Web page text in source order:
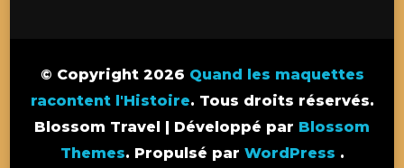
© Copyright 2026 Quand les maquettes
racontent l'Histoire. Tous droits réservés.
Blossom Travel | Développé par Blossom
Themes. Propulsé par WordPress .